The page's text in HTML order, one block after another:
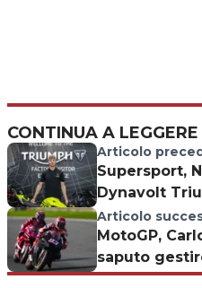
CONTINUA A LEGGERE
Articolo
Supersport,
Dynavolt
Articolo
MotoGP,
saputo
Rossi"